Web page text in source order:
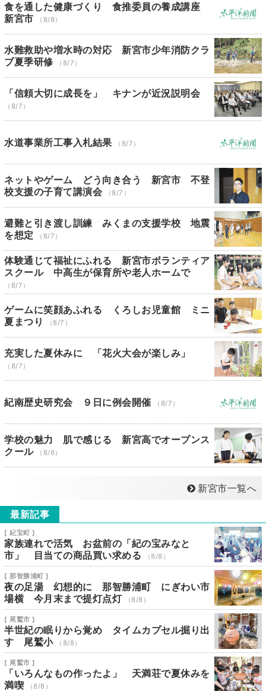
食を通した健康づくり 食推委員の養成講座
新宮市
（8/8）
水難救助や増水時の対応 新宮市少年消防クラ
ブ夏季研修
（8/7）
「信頼大切に成長を」 キナンが近況説明会
（8/7）
水道事業所工事入札結果 （8/7）
ネットやゲーム どう向き合う 新宮市 不登
校支援の子育て講演会
（8/7）
避難と引き渡し訓練 みくまの支援学校 地震
を想定
（8/7）
体験通じて福祉にふれる 新宮市ボランティア
スクール 中高生が保育所や老人ホームで
（8/7）
ゲームに笑顔あふれる くろしお児童館 ミニ
夏まつり
（8/7）
充実した夏休みに 「花火大会が楽しみ」
（8/7）
紀南歴史研究会 ９日に例会開催 （8/7）
学校の魅力 肌で感じる 新宮高でオープンス
クール
（8/6）
新宮市一覧へ
最新記事
[ 紀宝町 ]
家族連れで活気 お盆前の「紀の宝みなと
市」 目当ての商品買い求める
（8/8）
[ 那智勝浦町 ]
夜の足湯 幻想的に 那智勝浦町 にぎわい市
場横 今月末まで提灯点灯
（8/8）
[ 尾鷲市 ]
半世紀の眠りから覚め タイムカプセル掘り出
す 尾鷲小
（8/8）
[ 尾鷲市 ]
「いろんなもの作ったよ」 天満荘で夏休みを
満喫
（8/8）